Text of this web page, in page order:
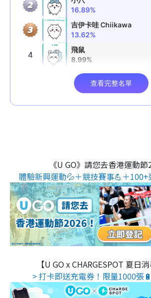
《U GO》請您去香港運動節
體驗新興運動💦＋競技賽事💪＋100+
【U GO x CHARGESPOT 夏日消
> 打卡即送充電券！限量1000張